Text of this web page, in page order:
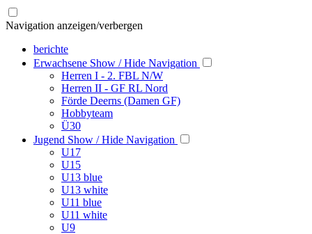
Navigation anzeigen/verbergen
berichte
Erwachsene Show / Hide Navigation
Herren I - 2. FBL N/W
Herren II - GF RL Nord
Förde Deerns (Damen GF)
Hobbyteam
Ü30
Jugend Show / Hide Navigation
U17
U15
U13 blue
U13 white
U11 blue
U11 white
U9